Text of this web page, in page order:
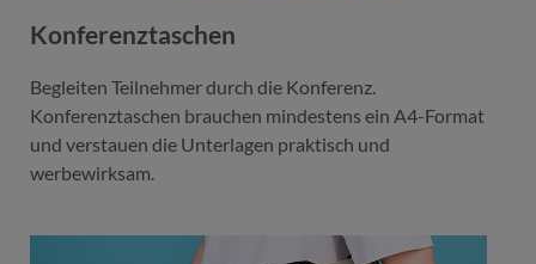
Konferenztaschen
Begleiten Teilnehmer durch die Konferenz.
Konferenztaschen brauchen mindestens ein A4-Format
und verstauen die Unterlagen praktisch und
werbewirksam.